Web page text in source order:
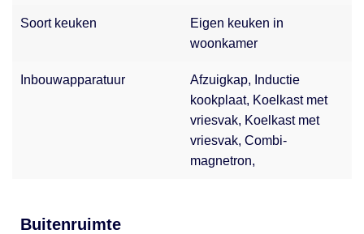
Soort keuken
Eigen keuken in
woonkamer
Inbouwapparatuur
Afzuigkap, Inductie
kookplaat, Koelkast met
vriesvak, Koelkast met
vriesvak, Combi-
magnetron,
Buitenruimte